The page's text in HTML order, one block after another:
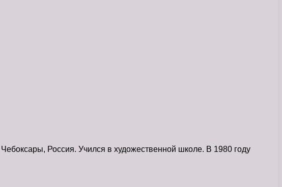
Россия. Учился в художественной школе. В 1980 году